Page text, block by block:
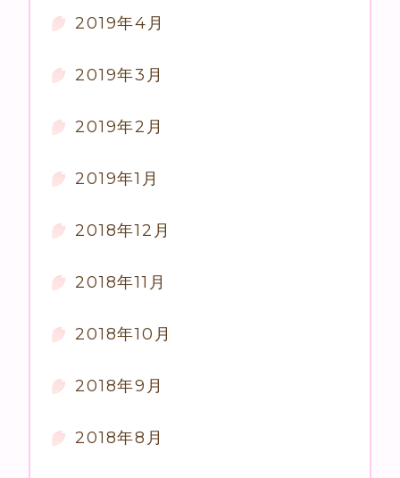
2019年4月
2019年3月
2019年2月
2019年1月
2018年12月
2018年11月
2018年10月
2018年9月
2018年8月